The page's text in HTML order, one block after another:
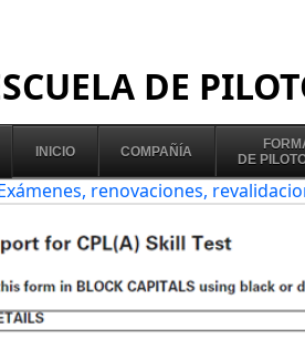
DE
INICIO COMPAÑÍA
DE
renovaciones,